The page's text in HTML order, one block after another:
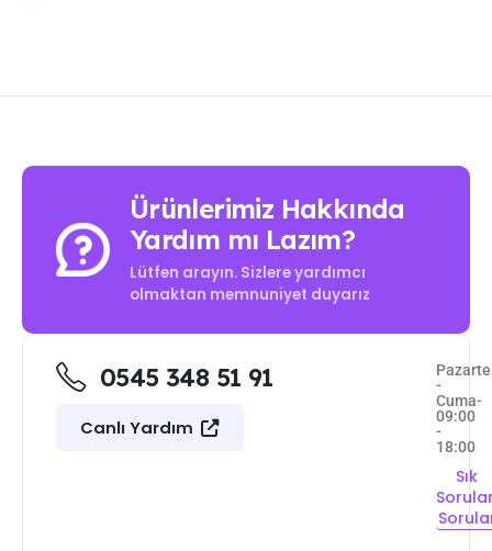
Ürünlerimiz Hakkında
Yardım mı Lazım?
Lütfen arayın. Sizlere yardımcı
olmaktan memnuniyet duyarız
0545 348 51 91
Canlı Yardım
-
Cuma-
09:00
-
18:00
Sık